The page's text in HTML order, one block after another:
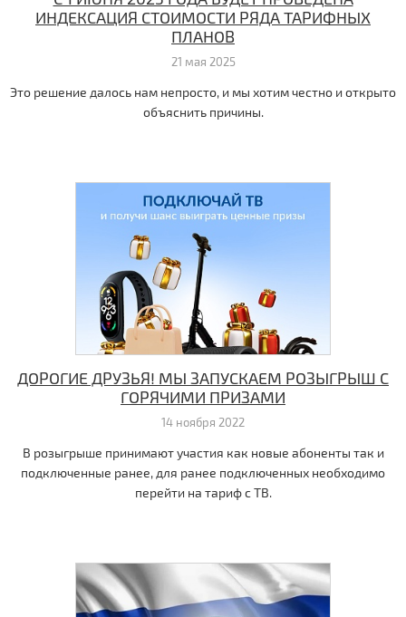
ИНДЕКСАЦИЯ СТОИМОСТИ РЯДА ТАРИФНЫХ
ПЛАНОВ
21 мая 2025
Это решение далось нам непросто, и мы хотим честно и открыто
объяснить причины.
ДОРОГИЕ ДРУЗЬЯ! МЫ ЗАПУСКАЕМ РОЗЫГРЫШ С
ГОРЯЧИМИ ПРИЗАМИ
14 ноября 2022
В розыгрыше принимают участия как новые абоненты так и
подключенные ранее, для ранее подключенных необходимо
перейти на тариф с ТВ.